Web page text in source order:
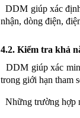
DDM giúp xác
nhận, dòng điện,
4.2. Kiểm tra khả
DDM giúp xác
trong giới hạn tham
Những trường hợp